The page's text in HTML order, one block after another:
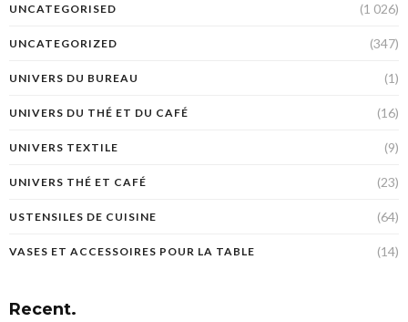
UNCATEGORISED (1 026)
UNCATEGORIZED (347)
UNIVERS DU BUREAU (1)
UNIVERS DU THÉ ET DU CAFÉ (16)
UNIVERS TEXTILE (9)
UNIVERS THÉ ET CAFÉ (23)
USTENSILES DE CUISINE (64)
VASES ET ACCESSOIRES POUR LA TABLE (14)
Recent.